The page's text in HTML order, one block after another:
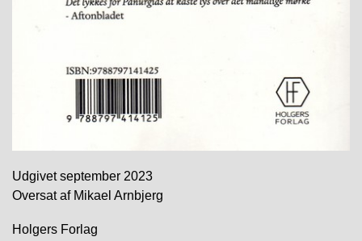
Udgivet september 2023
Oversat af Mikael Arnbjerg
Holgers Forlag